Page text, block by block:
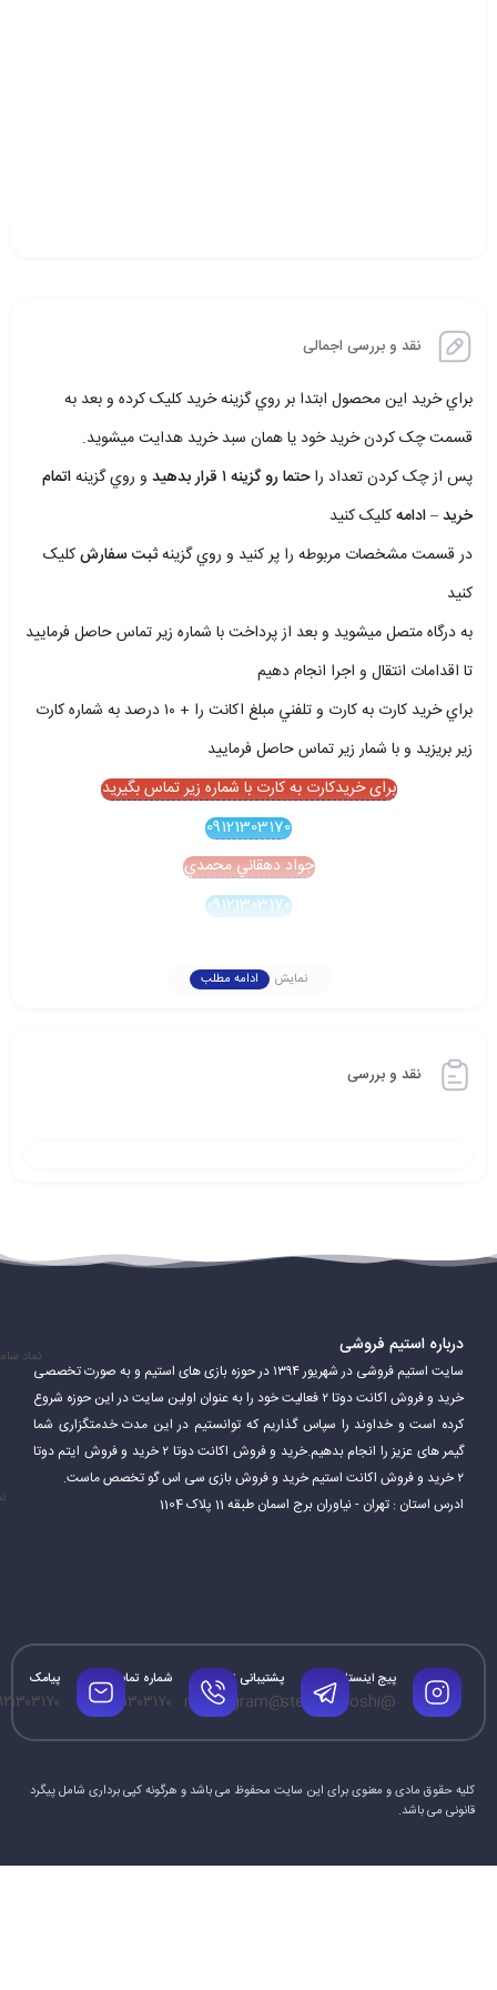
نقد و بررسی اجمالی
براي خريد اين محصول ابتدا بر روي گزينه خريد کليک کرده و بعد به
قسمت چک کردن خريد خود يا همان سبد خريد هدايت ميشويد.
پس از چک کردن تعداد راحتما رو گزينه ۱ قرار بدهيد و روي گزينهاتمام
خريد – ادامهکليک کنيد
در قسمت مشخصات مربوطه را پر کنيد و روي گزينهثبت سفارشکليک
کنيد
به درگاه متصل ميشويد و بعد از پرداخت با شماره زير تماس حاصل فرماييد
تا اقدامات انتقال و اجرا انجام دهيم
براي خريد کارت به کارت و تلفني مبلغ اکانت را + ۱۰ درصد به شماره کارت
زير بريزيد و با شمار زير تماس حاصل فرماييد
برای خریدکارت به کارت با شماره زیر تماس بگیرید
09121303170
جواد دهقاني محمدي
09121303170
نمایش ادامه مطلب
نقد و بررسی
درباره استیم فروشی
سایت استیم فروشی در شهریور ۱۳۹۴ در حوزه بازی های استیم و به صورت تخصصی
خرید و فروش اکانت دوتا ۲ فعالیت خود را به عنوان اولین سایت در این حوزه شروع
کرده است و خداوند را سپاس گذاریم که توانستیم در این مدت خدمتگزاری شما
گیمر های عزیز را انجام بدهیم.خرید و فروش اکانت دوتا ۲ خرید و فروش ایتم دوتا
۲ خرید و فروش اکانت استیم خرید و فروش بازی سی اس گو تخصص ماست.
ادرس استان : تهران - نیاوران برج اسمان طبقه 11 پلاک 1104
نماد
پیج اینستاگرام
@steamforoshi
پشتیبانی تلگرام
@mrtelegram
شماره تماس
۰۹۱۲۱۳۰۳۱۷۰
پیامک
کلیه حقوق مادی و معنوی برای این سایت محفوظ می باشد و هرگونه کپی برداری شامل پیگرد
قانونی می باشد.